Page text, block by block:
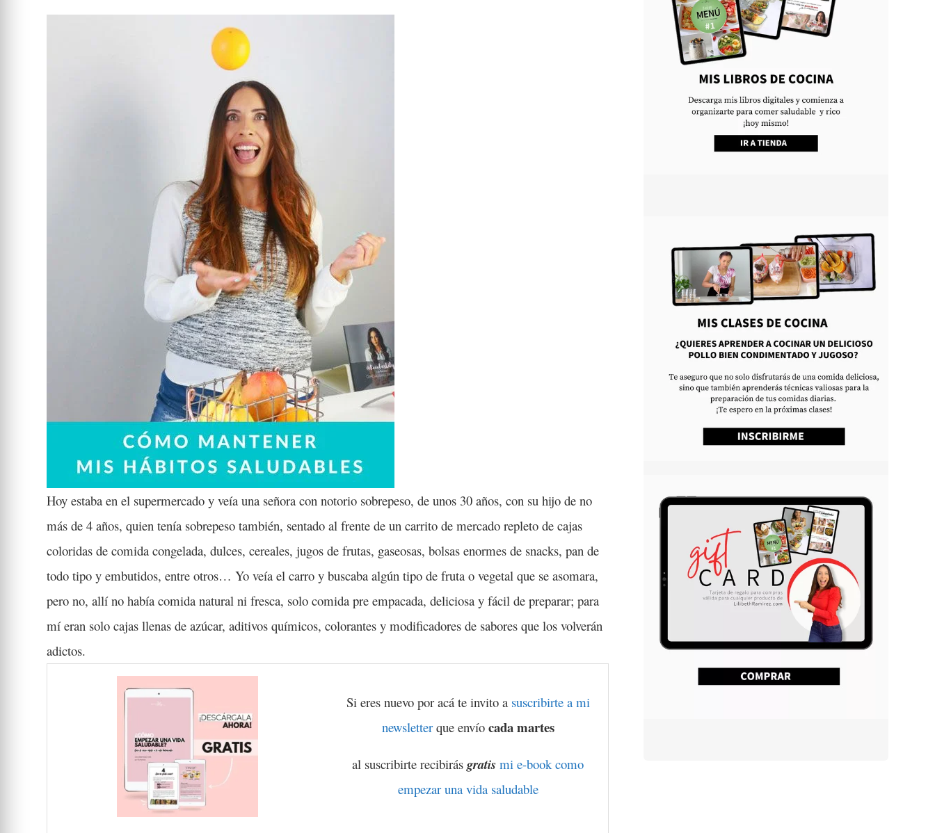
Hoy estaba en el supermercado y veía una señora con notorio sobrepeso, de unos 30 años, con su hijo de no
más de 4 años, quien tenía sobrepeso también, sentado al frente de un carrito de mercado repleto de cajas
coloridas de comida congelada, dulces, cereales, jugos de frutas, gaseosas, bolsas enormes de snacks, pan de
todo tipo y embutidos, entre otros… Yo veía el carro y buscaba algún tipo de fruta o vegetal que se asomara,
pero no, allí no había comida natural ni fresca, solo comida pre empacada, deliciosa y fácil de preparar; para
mí eran solo cajas llenas de azúcar, aditivos químicos, colorantes y modificadores de sabores que los volverán
adictos.
Si eres nuevo por acá te invito asuscribirte a mi
newsletterque envío cada martes
al suscribirte recibirás gratis mi e-book como
empezar una vida saludable